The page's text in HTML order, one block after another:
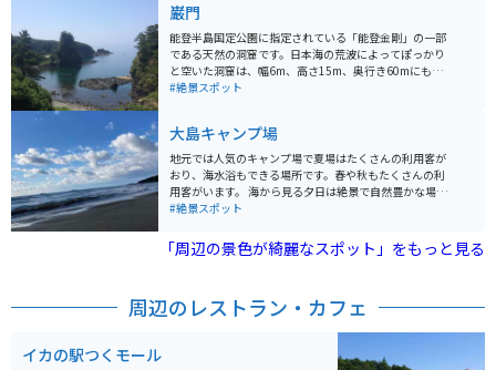
のでちょっと休憩ついでに寄りやすいスポットです。
巌門
能登半島国定公園に指定されている「能登金剛」の一部
である天然の洞窟です。日本海の荒波によってぽっかり
と空いた洞窟は、幅6m、高さ15m、奥行き60mにも及
ぶ大規模なもので、岩盤に空いた穴からは、荒々しい日
て記念碑が立てられています。
#絶景スポット
大島キャンプ場
地元では人気のキャンプ場で夏場はたくさんの利用客が
おり、海水浴もできる場所です。春や秋もたくさんの利
用客がいます。 海から見る夕日は絶景で自然豊かな場所
で静かに波の音を楽しめて心癒されます。 近くにはコン
も便利です。
#絶景スポット
「周辺の景色が綺麗なスポット」をもっと見る
周辺のレストラン・カフェ
イカの駅つくモール